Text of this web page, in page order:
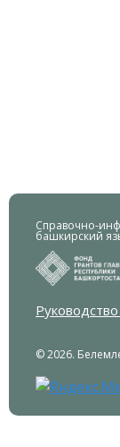
Справочно-
башкирский
© 2026.